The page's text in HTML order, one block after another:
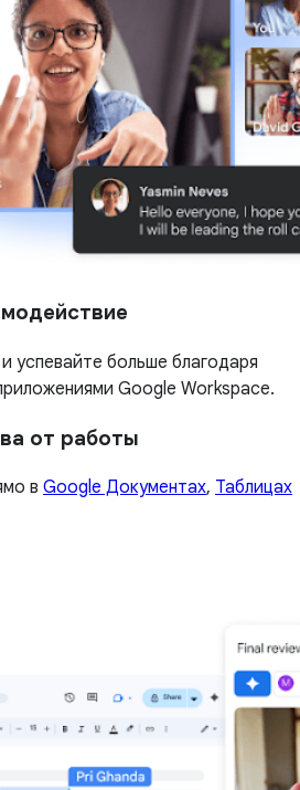
успевайте больше благодаря
Google Workspace.
от работы
в Google Документах, Таблицах